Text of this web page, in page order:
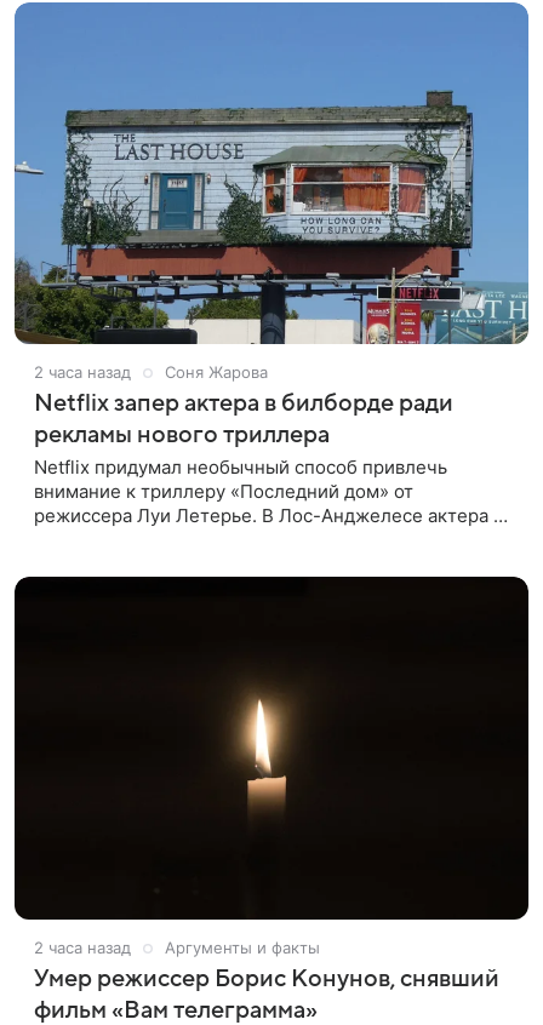
2 часа назад Соня Жарова
Netflix запер актера в билборде ради
рекламы нового триллера
Netflix придумал необычный способ привлечь
внимание к триллеру «Последний дом» от
режиссера Луи Летерье. В Лос-Анджелесе актера на
2 часа назад Аргументы и факты
Умер режиссер Борис Конунов, снявший
фильм «Вам телеграмма»